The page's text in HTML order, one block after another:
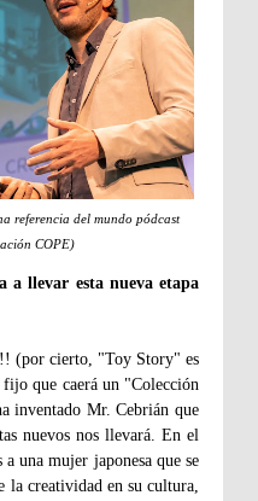
referencia del mundo pódcast
COPE)
a llevar esta nueva etapa
(por cierto, "Toy Story" es
fijo que caerá un "Colección
inventado Mr. Cebrián que
nuevos nos llevará. En el
una mujer japonesa que se
la creatividad en su cultura,